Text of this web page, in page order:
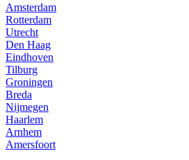
Amsterdam
Rotterdam
Utrecht
Den Haag
Eindhoven
Tilburg
Groningen
Breda
Nijmegen
Haarlem
Arnhem
Amersfoort